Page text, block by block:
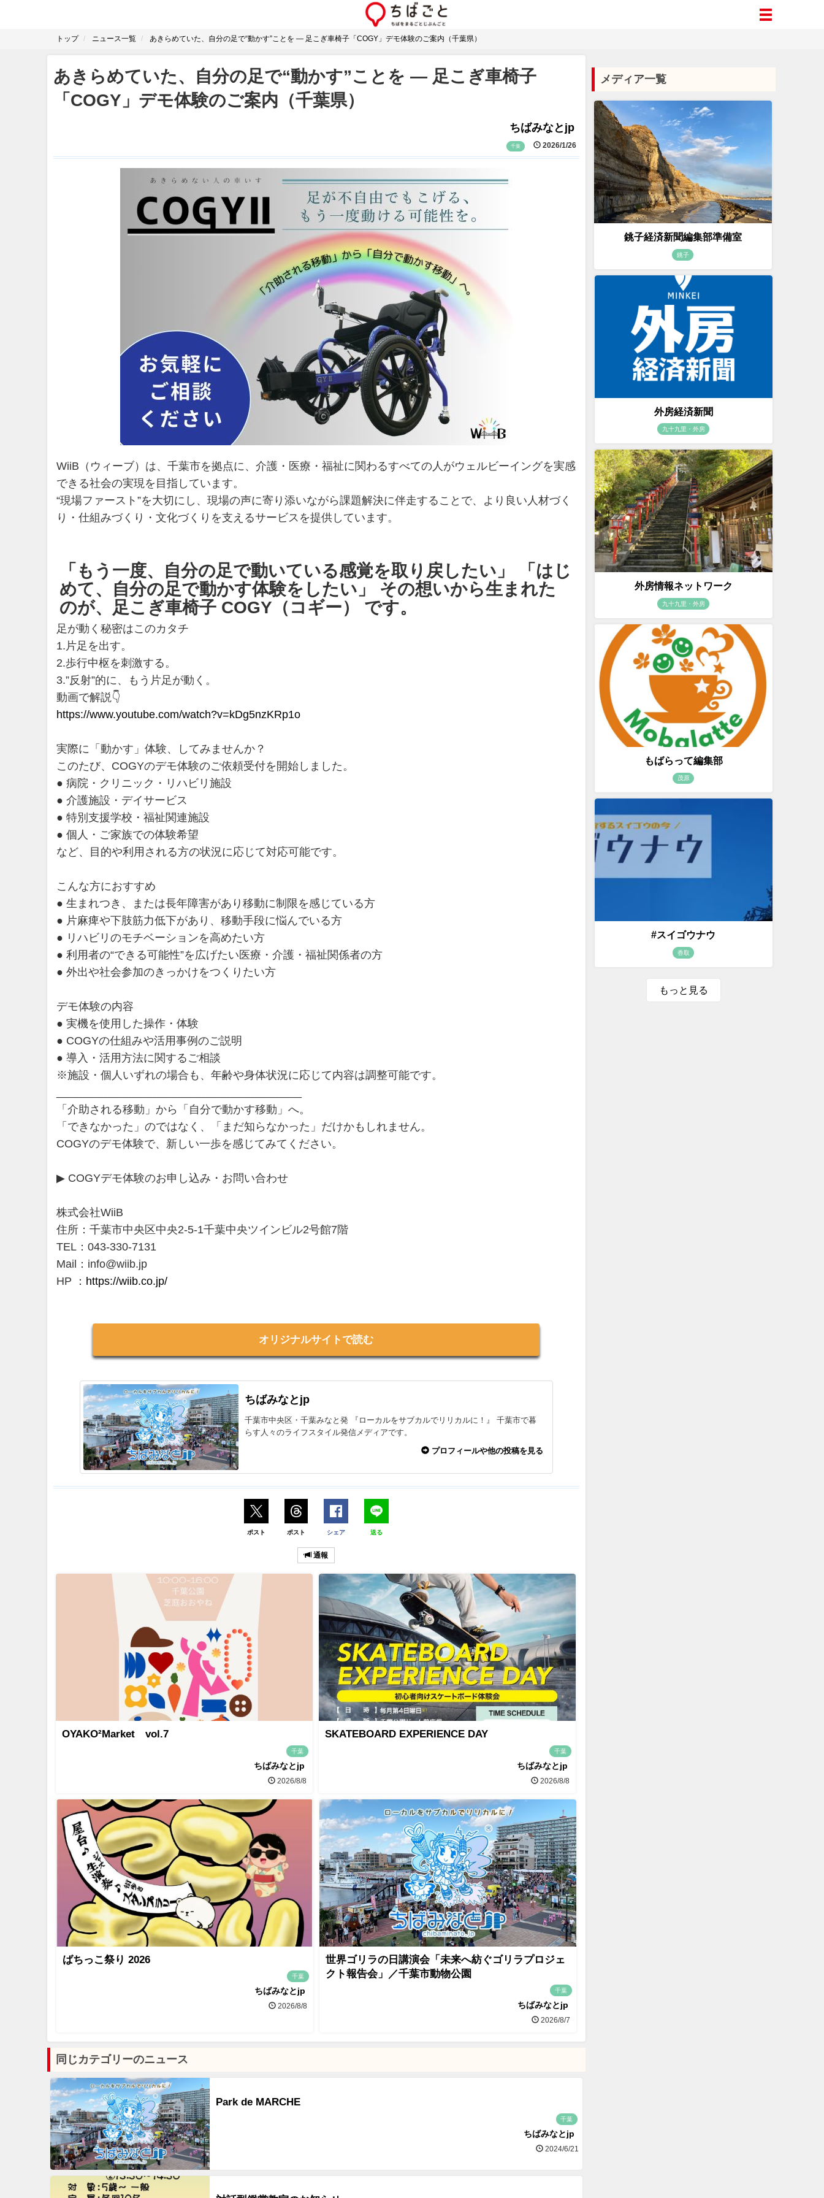
トップ ニュース一覧 あきらめていた、自分の足で“動かす”ことを ― 足こぎ車椅子「COGY」デモ体験のご案内（千葉県）
あきらめていた、自分の足で“動かす”ことを ― 足こぎ車椅子
「COGY」デモ体験のご案内（千葉県）
ちばみなとjp
千葉 2026/1/26
WiiB（ウィーブ）は、千葉市を拠点に、介護・医療・福祉に関わるすべての人がウェルビーイングを実感
できる社会の実現を目指しています。
“現場ファースト”を大切にし、現場の声に寄り添いながら課題解決に伴走することで、より良い人材づく
り・仕組みづくり・文化づくりを支えるサービスを提供しています。
「もう一度、自分の足で動いている感覚を取り戻したい」 「はじ
めて、自分の足で動かす体験をしたい」 その想いから生まれた
のが、足こぎ車椅子 COGY（コギー） です。
足が動く秘密はこのカタチ
1.片足を出す。
2.歩行中枢を刺激する。
3.”反射”的に、もう片足が動く。
動画で解説👇
https://www.youtube.com/watch?v=kDg5nzKRp1o
実際に「動かす」体験、してみませんか？
このたび、COGYのデモ体験のご依頼受付を開始しました。
● 病院・クリニック・リハビリ施設
● 介護施設・デイサービス
● 特別支援学校・福祉関連施設
● 個人・ご家族での体験希望
など、目的や利用される方の状況に応じて対応可能です。
こんな方におすすめ
● 生まれつき、または長年障害があり移動に制限を感じている方
● 片麻痺や下肢筋力低下があり、移動手段に悩んでいる方
● リハビリのモチベーションを高めたい方
● 利用者の“できる可能性”を広げたい医療・介護・福祉関係者の方
● 外出や社会参加のきっかけをつくりたい方
デモ体験の内容
● 実機を使用した操作・体験
● COGYの仕組みや活用事例のご説明
● 導入・活用方法に関するご相談
※施設・個人いずれの場合も、年齢や身体状況に応じて内容は調整可能です。
「介助される移動」から「自分で動かす移動」へ。
「できなかった」のではなく、「まだ知らなかった」だけかもしれません。
COGYのデモ体験で、新しい一歩を感じてみてください。
▶ COGYデモ体験のお申し込み・お問い合わせ
株式会社WiiB
住所：千葉市中央区中央2-5-1千葉中央ツインビル2号館7階
TEL：043-330-7131
Mail：info@wiib.jp
HP ： https://wiib.co.jp/
オリジナルサイトで読む
ちばみなとjp
千葉市中央区・千葉みなと発 『ローカルをサブカルでリリカルに！』 千葉市で暮
らす人々のライフスタイル発信メディアです。
プロフィールや他の投稿を見る
ポスト ポスト シェア 送る
通報
OYAKO²Market vol.7
千葉
ちばみなとjp
2026/8/8
SKATEBOARD EXPERIENCE DAY
千葉
ちばみなとjp
2026/8/8
ばちっこ祭り 2026
千葉
ちばみなとjp
2026/8/8
世界ゴリラの日講演会「未来へ紡ぐゴリラプロジェ
クト報告会」／千葉市動物公園
千葉
ちばみなとjp
2026/8/7
同じカテゴリーのニュース
Park de MARCHE
千葉
ちばみなとjp
2024/6/21
メディア一覧
銚子経済新聞編集部準備室
銚子
外房経済新聞
九十九里・外房
外房情報ネットワーク
九十九里・外房
もばらって編集部
茂原
#スイゴウナウ
香取
もっと見る